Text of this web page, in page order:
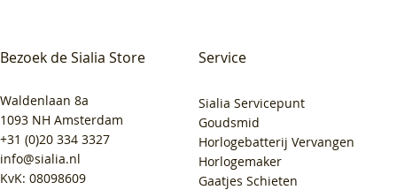
Bezoek de Sialia Store
Waldenlaan 8a
1093 NH Amsterdam
+31 (0)20 334 3327
info@sialia.nl
KvK: 08098609
Service
Sialia Servicepunt
Goudsmid
Horlogebatterij Vervangen
Horlogemaker
Gaatjes Schieten